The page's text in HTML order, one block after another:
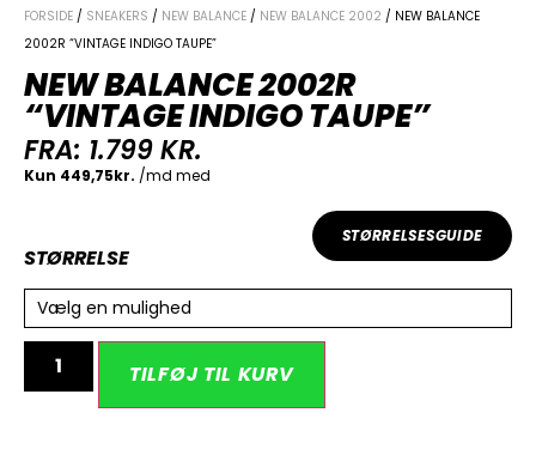
FORSIDE / SNEAKERS / NEW BALANCE / NEW BALANCE 2002 / NEW BALANCE
2002R “VINTAGE INDIGO TAUPE”
NEW BALANCE 2002R
“VINTAGE INDIGO TAUPE”
FRA: 1.799KR.
STØRRELSESGUIDE
STØRRELSE
Vælg en mulighed
TILFØJ TIL KURV